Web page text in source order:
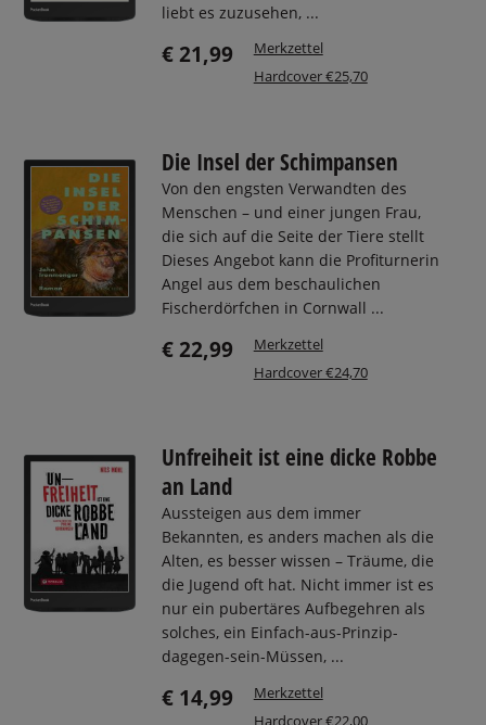
liebt es zuzusehen, ...
€ 21,99
Merkzettel
Hardcover €25,70
Die Insel der Schimpansen
Von den engsten Verwandten des
Menschen – und einer jungen Frau,
die sich auf die Seite der Tiere stellt
Dieses Angebot kann die Profiturnerin
Angel aus dem beschaulichen
Fischerdörfchen in Cornwall ...
€ 22,99
Merkzettel
Hardcover €24,70
Unfreiheit ist eine dicke Robbe
an Land
Aussteigen aus dem immer
Bekannten, es anders machen als die
Alten, es besser wissen – Träume, die
die Jugend oft hat. Nicht immer ist es
nur ein pubertäres Aufbegehren als
solches, ein Einfach-aus-Prinzip-
dagegen-sein-Müssen, ...
€ 14,99
Merkzettel
Hardcover €22,00